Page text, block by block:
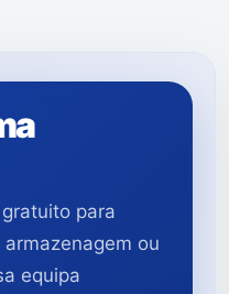
para
ou
equipa